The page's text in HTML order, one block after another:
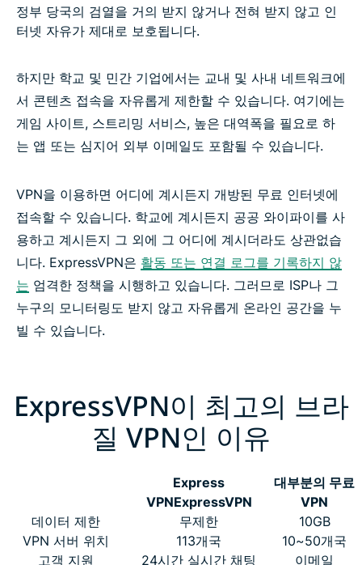
정부 당국의 검열을 거의 받지 않거나 전혀 받지 않고 인
터넷 자유가 제대로 보호됩니다.
하지만 학교 및 민간 기업에서는 교내 및 사내 네트워크에
서 콘텐츠 접속을 자유롭게 제한할 수 있습니다. 여기에는
게임 사이트, 스트리밍 서비스, 높은 대역폭을 필요로 하
는 앱 또는 심지어 외부 이메일도 포함될 수 있습니다.
VPN을 이용하면 어디에 계시든지 개방된 무료 인터넷에
접속할 수 있습니다. 학교에 계시든지 공공 와이파이를 사
용하고 계시든지 그 외에 그 어디에 계시더라도 상관없습
니다. ExpressVPN은 활동 또는 연결 로그를 기록하지 않
는 엄격한 정책을 시행하고 있습니다. 그러므로 ISP나 그
누구의 모니터링도 받지 않고 자유롭게 온라인 공간을 누
빌 수 있습니다.
ExpressVPN이 최고의 브라
질 VPN인 이유
Express
VPNExpressVPN
대부분의 무료
VPN
데이터 제한
무제한
10GB
VPN 서버 위치
113개국
10~50개국
고객 지원
24시간 실시간 채팅 이메일